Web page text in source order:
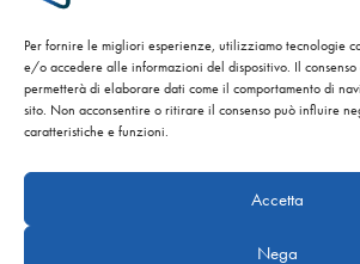
Per fornire le migliori esperienze, utilizziamo tecnologie
e/o accedere alle informazioni del dispositivo. Il consenso
permetterà di elaborare dati come il comportamento di
sito. Non acconsentire o ritirare il consenso può influire
caratteristiche e funzioni.
Accetta
Nega
SITO WEB SVILUPPATO DA NIDA’S –
Copyright ©